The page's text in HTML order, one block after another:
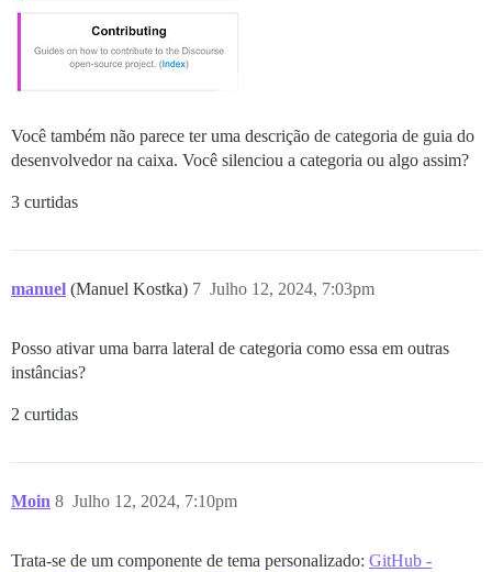
Você também não parece ter uma descrição de categoria de guia do
desenvolvedor na caixa. Você silenciou a categoria ou algo assim?
3 curtidas
manuel (Manuel Kostka) Julho 12, 2024, 7:03pm
7
Posso ativar uma barra lateral de categoria como essa em outras
instâncias?
2 curtidas
Moin Julho 12, 2024, 7:10pm
8
Trata-se de um componente de tema personalizado: GitHub -